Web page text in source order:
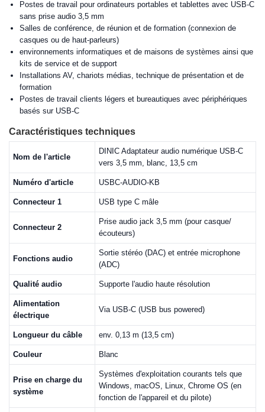
Postes de travail pour ordinateurs portables et tablettes avec USB-C
sans prise audio 3,5 mm
Salles de conférence, de réunion et de formation (connexion de
casques ou de haut-parleurs)
environnements informatiques et de maisons de systèmes ainsi que
kits de service et de support
Installations AV, chariots médias, technique de présentation et de
formation
Postes de travail clients légers et bureautiques avec périphériques
basés sur USB-C
Caractéristiques techniques
Nom de l'article
DINIC Adaptateur audio numérique USB-C
vers 3,5 mm, blanc, 13,5 cm
Numéro d'article USBC-AUDIO-KB
Connecteur 1 USB type C mâle
Connecteur 2
Prise audio jack 3,5 mm (pour casque/
écouteurs)
Fonctions audio
Sortie stéréo (DAC) et entrée microphone
(ADC)
Qualité audio Supporte l'audio haute résolution
Alimentation
électrique
Via USB-C (USB bus powered)
Longueur du câble env. 0,13 m (13,5 cm)
Couleur Blanc
Prise en charge du
système
Systèmes d'exploitation courants tels que
Windows, macOS, Linux, Chrome OS (en
fonction de l'appareil et du pilote)